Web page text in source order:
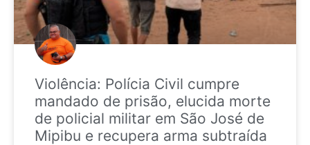
Violência: Polícia Civil cumpre
mandado de prisão, elucida morte
de policial militar em São José de
Mipibu e recupera arma subtraída